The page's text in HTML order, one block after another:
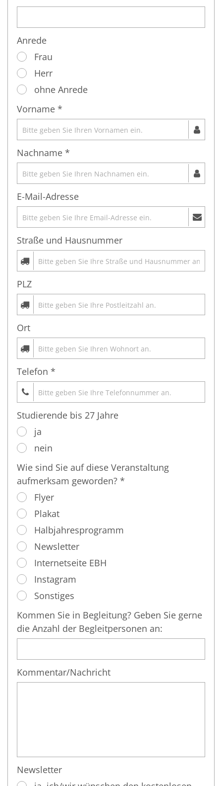
Anrede
Frau
Herr
ohne Anrede
Vorname *
Nachname *
E-Mail-Adresse
Straße und Hausnummer
PLZ
Ort
Telefon *
Studierende bis 27 Jahre
ja
nein
Wie sind Sie auf diese Veranstaltung
aufmerksam geworden? *
Flyer
Plakat
Halbjahresprogramm
Newsletter
Internetseite EBH
Instagram
Sonstiges
Kommen Sie in Begleitung? Geben Sie gerne
die Anzahl der Begleitpersonen an:
Kommentar/Nachricht
Newsletter